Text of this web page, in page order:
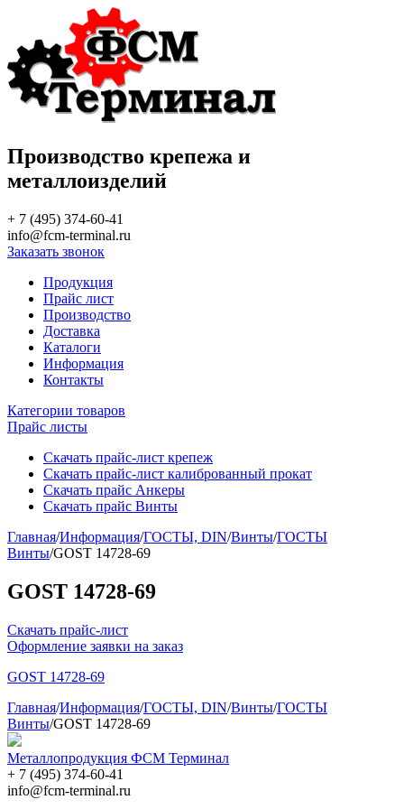
Производство крепежа и
металлоизделий
+ 7 (495) 374-60-41
info@fcm-terminal.ru
Заказать звонок
Продукция
Прайс лист
Производство
Доставка
Каталоги
Информация
Контакты
Категории товаров
Прайс листы
Скачать прайс-лист крепеж
Скачать прайс-лист калиброванный прокат
Скачать прайс Анкеры
Скачать прайс Винты
Главная/Информация/ГОСТЫ, DIN/Винты/ГОСТЫ
Винты/GOST 14728-69
GOST 14728-69
Скачать прайс-лист
Оформление заявки на заказ
GOST 14728-69
Главная/Информация/ГОСТЫ, DIN/Винты/ГОСТЫ
Винты/GOST 14728-69
Металлопродукция ФСМ Терминал
+ 7 (495) 374-60-41
info@fcm-terminal.ru